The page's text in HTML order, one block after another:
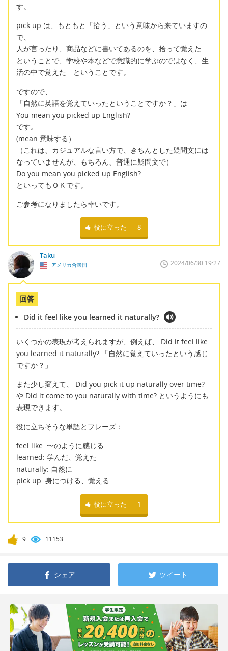
す。
pick up は、もともと「拾う」という意味から来ていますの
で、
人が言ったり、商品などに書いてあるのを、拾って覚えた
ということで、学校や本などで意識的に学ぶのではなく、生
活の中で覚えた ということです。
ですので、
「自然に英語を覚えていったということですか？」は
You mean you picked up English?
です。
(mean 意味する）
（これは、カジュアルな言い方で、きちんとした疑問文には
なっていませんが、もちろん、普通に疑問文で）
Do you mean you picked up English?
といってもＯＫです。
ご参考になりましたら幸いです。
役に立った 8
Taku
アメリカ合衆国 2024/06/30 19:27
回答
Did it feel like you learned it naturally?
いくつかの表現が考えられますが、例えば、 Did it feel like
you learned it naturally? 「自然に覚えていったという感じ
ですか？」
また少し変えて、 Did you pick it up naturally over time?
や Did it come to you naturally with time? というようにも
表現できます。
役に立ちそうな単語とフレーズ：
feel like: 〜のように感じる
learned: 学んだ、覚えた
naturally: 自然に
pick up: 身につける、覚える
役に立った 1
9 11153
シェア ツイート